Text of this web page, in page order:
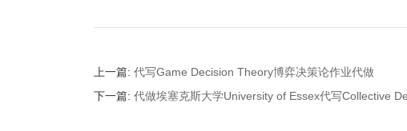
上一篇: 代写Game Decision Theory博弈决策论作业代做
下一篇: 代做埃塞克斯大学University of Essex代写Collective